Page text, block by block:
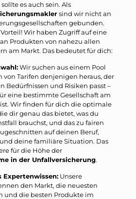
es auch sein. Als
sind wir nicht an
gebunden.
Wir haben Zugriff auf eine
Produkten von nahezu allen
am Markt. Das bedeutet für dich:
Wir suchen aus einem Pool
von Tarifen denjenigen heraus, der
Bedürfnissen und Risiken passt –
eine bestimmte Gesellschaft am
Wir finden für dich die optimale
dir genau das bietet, was du
brauchst, und das zu fairen
auf deinen Beruf,
deine familiäre Situation. Das
für die Höhe der
in der Unfallversicherung.
Expertenwissen: Unsere
den Markt, die neuesten
und die besten Produkte im